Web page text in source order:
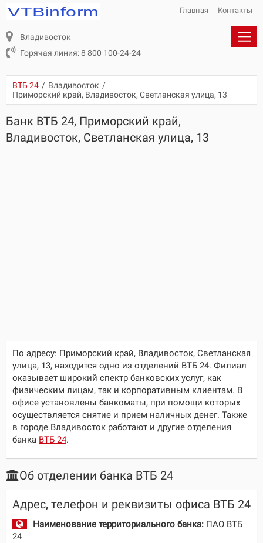
Главная Контакты
Владивосток
Горячая линия: 8 800 100-24-24
ВТБ 24 / Владивосток /
Приморский край, Владивосток, Светланская улица, 13
Банк ВТБ 24, Приморский край,
Владивосток, Светланская улица, 13
По адресу: Приморский край, Владивосток, Светланская
улица, 13, находится одно из отделений ВТБ 24. Филиал
оказывает широкий спектр банковских услуг, как
физическим лицам, так и корпоративным клиентам. В
офисе установлены банкоматы, при помощи которых
осуществляется снятие и прием наличных денег. Также
в городе Владивосток работают и другие отделения
банка ВТБ 24.
Об отделении банка ВТБ 24
Адрес, телефон и реквизиты офиса ВТБ 24
Наименование территориального банка: ПАО ВТБ
24